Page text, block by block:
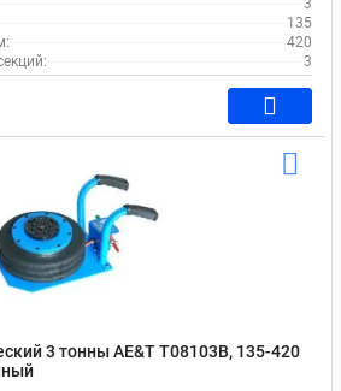
3
135
420
3
3 тонны AE&T T08103B, 135-420